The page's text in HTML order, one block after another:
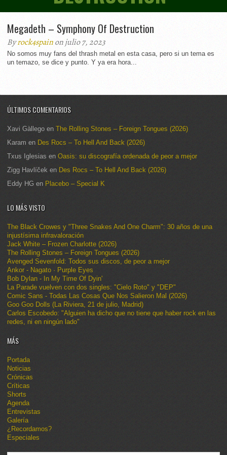
Megadeth – Symphony Of Destruction
Byrock4spainon julio 7, 2023
No somos muy fans del thrash metal en esta casa, pero si un tema es
un temazo, se dice y punto. Y ya era hora...
ÚLTIMOS COMENTARIOS
Xavi Gàllego en The Rolling Stones – Foreign Tongues (2026)
Karam en Des Rocs – To Hell And Back (2026)
Txus Iglesias en Oasis: su discografía ordenada de peor a mejor
Zigg Havlíček en Des Rocs – To Hell And Back (2026)
Eddy HG en Placebo – Special K
LO MÁS VISTO
The Black Crowes y "Three Snakes And One Charm": 30 años de una
injustísima infravaloración
Jack White – Frozen Charlotte (2026)
The Rolling Stones – Foreign Tongues (2026)
Avenged Sevenfold: Todos sus discos, de peor a mejor
Ankor - Nagato · Purple Eyes
Bob Dylan - In My Time Of Dyin'
La Parade vuelven con dos singles: "Cielo Roto" y "DEP"
Comic Sans - Todas Las Cosas Que Nos Salieron Mal (2026)
Goo Goo Dolls (La Riviera, 21 de julio, Madrid)
Carlos Escobedo: "Alguien ha dicho que no tiene que haber rock en las
redes, ni en ningún lado"
MÁS
Portada
Noticias
Crónicas
Críticas
Shorts
Agenda
Entrevistas
Galería
¿Recordamos?
Especiales